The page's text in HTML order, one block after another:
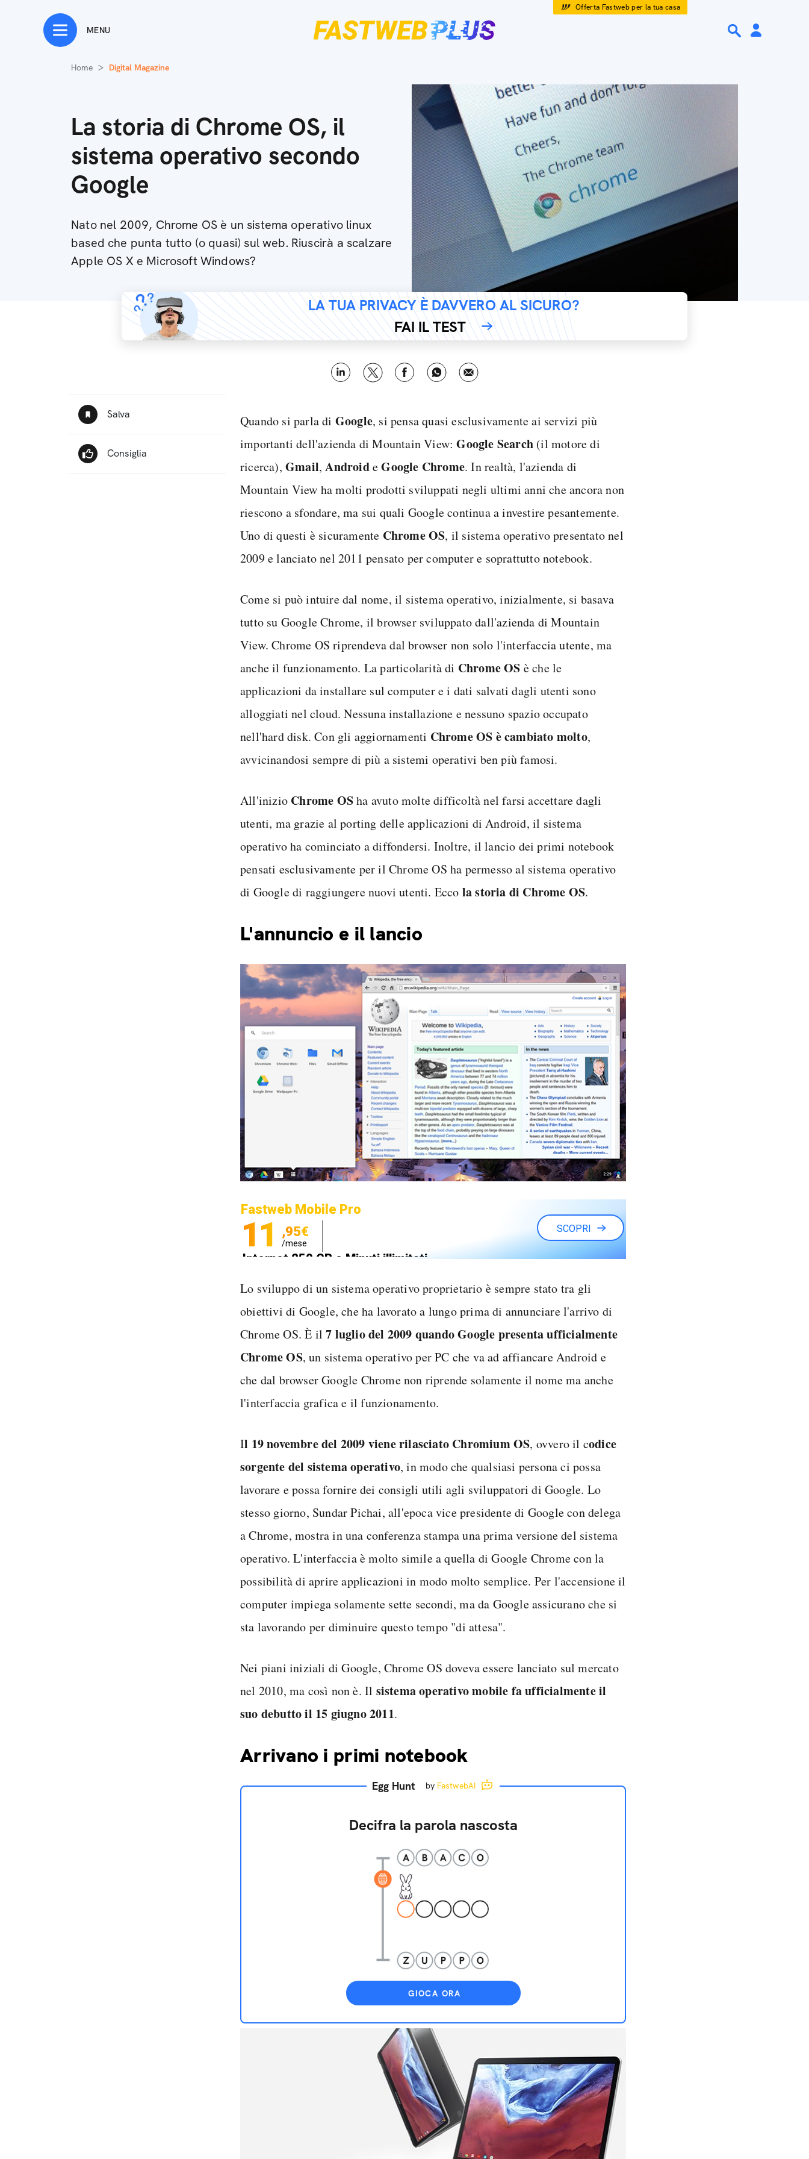
Offerta Fastweb per la tua casa
MENU
Home Digital Magazine
La storia di Chrome OS, il
sistema operativo secondo
Google
Nato nel 2009, Chrome OS è un sistema operativo linux
based che punta tutto (o quasi) sul web. Riuscirà a scalzare
Apple OS X e Microsoft Windows?
LA TUA PRIVACY È DAVVERO AL SICURO?
FAI IL TEST
Quando si parla di Google, si pensa quasi esclusivamente ai servizi più
importanti dell'azienda di Mountain View:Google Search (il motore di
ricerca), Gmail,AndroideGoogle Chrome. In realtà, l'azienda di
Mountain View ha molti prodotti sviluppati negli ultimi anni che ancora non
riescono a sfondare, ma sui quali Google continua a investire pesantemente.
Uno di questi è sicuramente Chrome OS, il sistema operativo presentato nel
2009 e lanciato nel 2011 pensato per computer e soprattutto notebook.
Come si può intuire dal nome, il sistema operativo, inizialmente, si basava
tutto su Google Chrome, il browser sviluppato dall'azienda di Mountain
View. Chrome OS riprendeva dal browser non solo l'interfaccia utente, ma
anche il funzionamento. La particolarità di Chrome OS è che le
applicazioni da installare sul computer e i dati salvati dagli utenti sono
alloggiati nel cloud. Nessuna installazione e nessuno spazio occupato
nell'hard disk. Con gli aggiornamenti Chrome OS è cambiato molto,
avvicinandosi sempre di più a sistemi operativi ben più famosi.
All'inizio Chrome OSha avuto molte difficoltà nel farsi accettare dagli
utenti, ma grazie al porting delle applicazioni di Android, il sistema
operativo ha cominciato a diffondersi. Inoltre, il lancio dei primi notebook
pensati esclusivamente per il Chrome OS ha permesso al sistema operativo
di Google di raggiungere nuovi utenti. Ecco la storia di Chrome OS.
L'annuncio e il lancio
Fastweb Mobile Pro
11 ,95€
/mese
Internet 250 GB e Minuti illimitati
SCOPRI
Lo sviluppo di un sistema operativo proprietario è sempre stato tra gli
obiettivi di Google, che ha lavorato a lungo prima di annunciare l'arrivo di
Chrome OS. È il7 luglio del 2009 quando Google presenta ufficialmente
Chrome OS, un sistema operativo per PC che va ad affiancare Android e
che dal browser Google Chrome non riprende solamente il nome ma anche
l'interfaccia grafica e il funzionamento.
Il 19 novembre del 2009 viene rilasciato Chromium OS, ovvero il codice
sorgente del sistema operativo, in modo che qualsiasi persona ci possa
lavorare e possa fornire dei consigli utili agli sviluppatori di Google. Lo
stesso giorno, Sundar Pichai, all'epoca vice presidente di Google con delega
a Chrome, mostra in una conferenza stampa una prima versione del sistema
operativo. L'interfaccia è molto simile a quella di Google Chrome con la
possibilità di aprire applicazioni in modo molto semplice. Per l'accensione il
computer impiega solamente sette secondi, ma da Google assicurano che si
sta lavorando per diminuire questo tempo "di attesa".
Nei piani iniziali di Google, Chrome OS doveva essere lanciato sul mercato
nel 2010, ma così non è. Il sistema operativo mobile fa ufficialmente il
suo debutto il 15 giugno 2011.
Arrivano i primi notebook
Egg Hunt by FastwebAI
Decifra la parola nascosta
GIOCA ORA